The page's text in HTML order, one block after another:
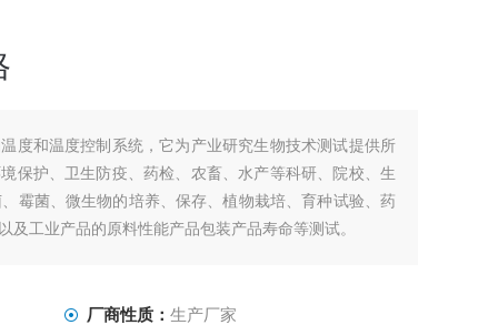
度和温度控制系统，它为产业研究生物技术测试提供所
保护、卫生防疫、药检、农畜、水产等科研、院校、生
霉菌、微生物的培养、保存、植物栽培、育种试验、药
工业产品的原料性能产品包装产品寿命等测试。
厂商性质： 生产厂家